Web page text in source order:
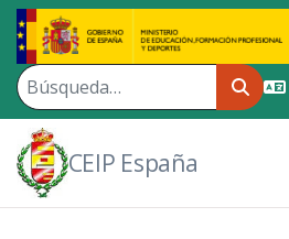
Saltar al contenido principal
CEIP España